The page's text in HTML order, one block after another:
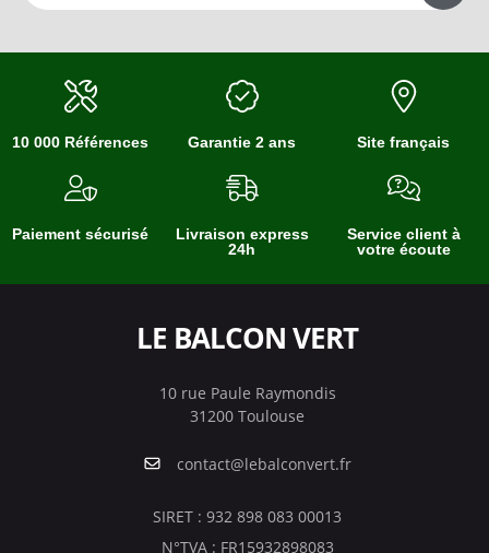
10 000 Références Garantie 2 ans Site français
Paiement sécurisé
Livraison express
24h
Service client à
votre écoute
LE BALCON VERT
10 rue Paule Raymondis
31200 Toulouse
contact@lebalconvert.fr
SIRET : 932 898 083 00013
N°TVA : FR15932898083